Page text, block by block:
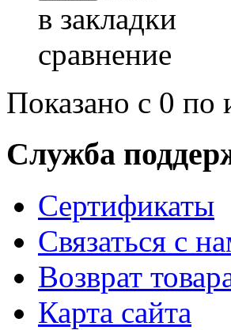
в закладки
сравнение
Показано с 0 по
Служба
Сертификаты
Связаться с
Возврат
Карта сайта